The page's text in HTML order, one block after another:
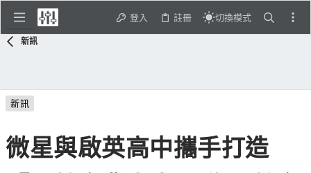
登入 註冊 切換模式
新訊
新訊
微星與啟英高中攜手打造